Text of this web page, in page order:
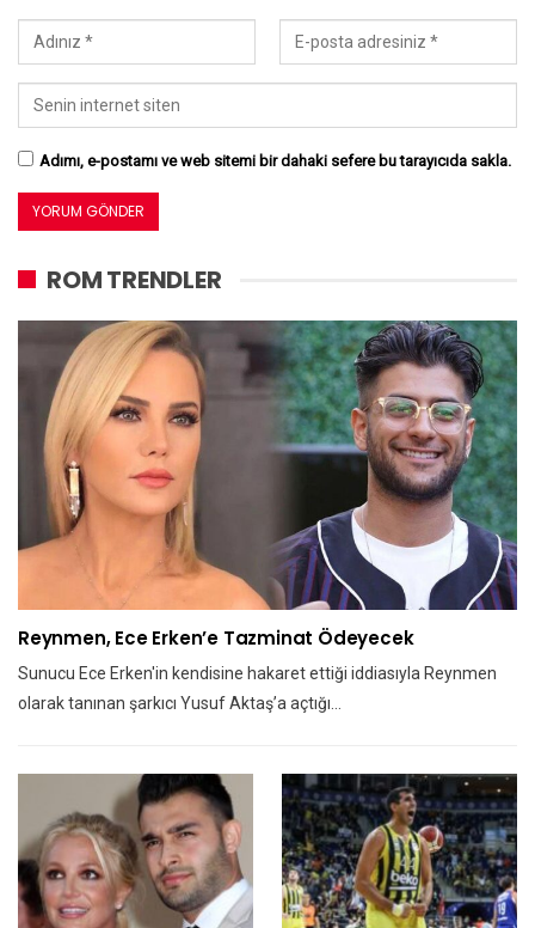
Adımı, e-postamı ve web sitemi bir dahaki sefere bu tarayıcıda sakla.
ROM TRENDLER
Reynmen, Ece Erken’e Tazminat Ödeyecek
Sunucu Ece Erken'in kendisine hakaret ettiği iddiasıyla Reynmen
olarak tanınan şarkıcı Yusuf Aktaş’a açtığı…